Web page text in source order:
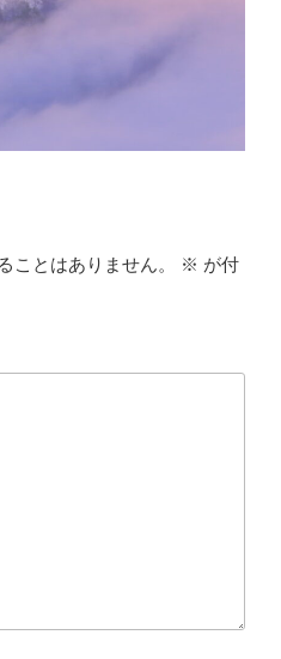
ことはありません。 ※ が付